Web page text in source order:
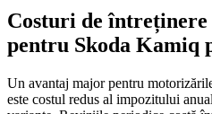
Costuri de întreținere
pentru Skoda Kamiq
Un avantaj major pentru
este costul redus al impozitului